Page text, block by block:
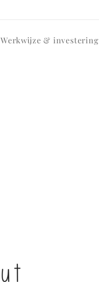
Werkwijze & investering